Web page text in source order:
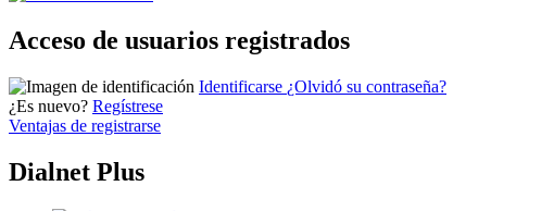
Acceso de usuarios registrados
Identificarse ¿Olvidó su contraseña?
¿Es nuevo? Regístrese
Ventajas de registrarse
Dialnet Plus